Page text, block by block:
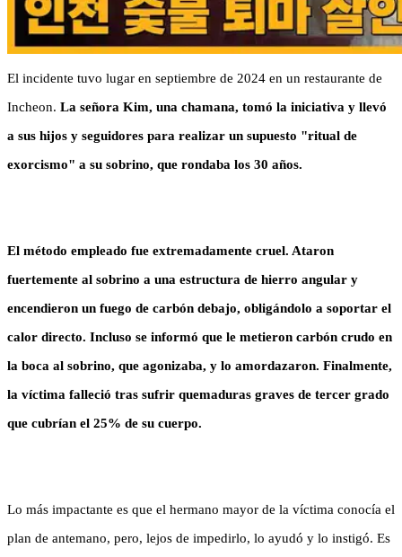
El incidente tuvo lugar en septiembre de 2024 en un restaurante de
Incheon. La señora Kim, una chamana, tomó la iniciativa y llevó
a sus hijos y seguidores para realizar un supuesto "ritual de
exorcismo" a su sobrino, que rondaba los 30 años.
El método empleado fue extremadamente cruel. Ataron
fuertemente al sobrino a una estructura de hierro angular y
encendieron un fuego de carbón debajo, obligándolo a soportar el
calor directo. Incluso se informó que le metieron carbón crudo en
la boca al sobrino, que agonizaba, y lo amordazaron. Finalmente,
la víctima falleció tras sufrir quemaduras graves de tercer grado
que cubrían el 25% de su cuerpo.
Lo más impactante es que el hermano mayor de la víctima conocía el
plan de antemano, pero, lejos de impedirlo, lo ayudó y lo instigó. Es